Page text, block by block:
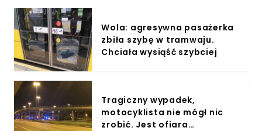
Wola: agresywna pasażerka
zbiła szybę w tramwaju.
Chciała wysiąść szybciej
Tragiczny wypadek,
motocyklista nie mógł nic
zrobić. Jest ofiara